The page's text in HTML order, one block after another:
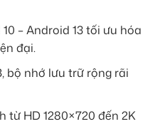
– Android 13 tối ưu hóa
đại.
bộ nhớ lưu trữ rộng rãi
HD 1280×720 đến 2K